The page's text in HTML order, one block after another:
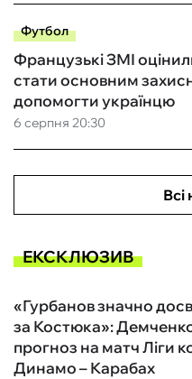
Футбол
6 серпня 20:30
Французькі ЗМІ
стати основним
допомогти українцю
Всі
ЕКСКЛЮЗИВ
«Гурбанов значно
за Костюка»:
прогноз на матч Ліги
Динамо – Карабах